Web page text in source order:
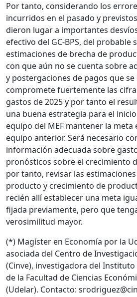
Por tanto, considerando los
incurridos en el pasado y
dieron lugar a importantes
efectivo del GC-BPS, del probable
estimaciones de brecha de
con que aún no se cuenta sobre
y postergaciones de pagos que
compromete fuertemente las
gastos de 2025 y por tanto el
una buena estrategia para el
equipo del MEF mantener la meta
equipo anterior. Será necesario
información adecuada sobre
pronósticos sobre el crecimiento
por tanto, revisar las
producto y crecimiento de
recién allí establecer una meta
fijada previamente, pero que
verosimilitud mayor.
(*) Magíster en Economía por la
asociada del Centro de
(Cinve), investigadora del Instituto
de la Facultad de Ciencias
(Udelar). Contacto: